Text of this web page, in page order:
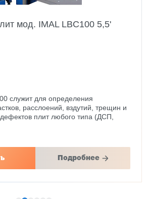
мод. IMAL LBC100 5,5'
служит для определения
расслоений, вздутий, трещин и
плит любого типа (ДСП,
Подробнее